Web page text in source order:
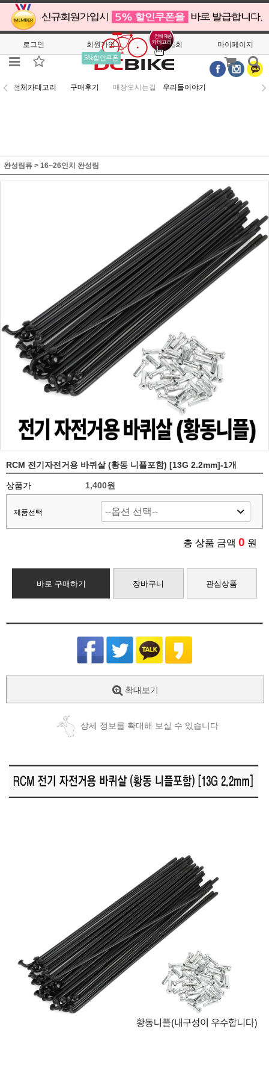
로그인 회원가입
5%할인쿠폰
주문조회 마이페이지
전체카테고리 구매후기 매장오시는길 우리들이야기
완성림류 > 16~26인치 완성림
RCM 전기자전거용 바퀴살 (황동 니플포함) [13G 2.2mm]-1개
상품가 1,400원
제품선택
총 상품 금액 0 원
바로 구매하기 장바구니 관심상품
확대보기
상세 정보를 확대해 보실 수 있습니다